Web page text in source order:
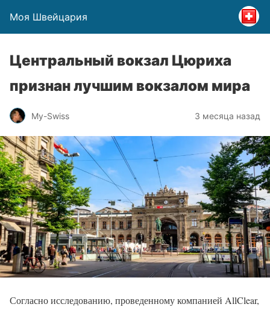
Моя Швейцария
Центральный вокзал Цюриха
признан лучшим вокзалом мира
My-Swiss 3 месяца назад
Согласно исследованию, проведенному компанией AllClear,